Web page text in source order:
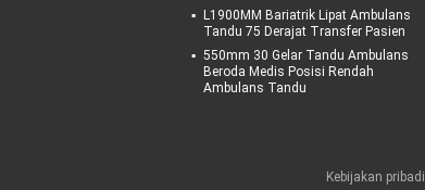
L1900MM Bariatrik Lipat Ambulans
Tandu 75 Derajat Transfer Pasien
550mm 30 Gelar Tandu Ambulans
Beroda Medis Posisi Rendah
Ambulans Tandu
Kebijakan pribadi